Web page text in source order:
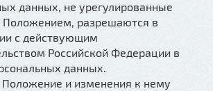
данных, не урегулированные
разрешаются в
с действующим
Российской Федерации в
данных.
и изменения к нему